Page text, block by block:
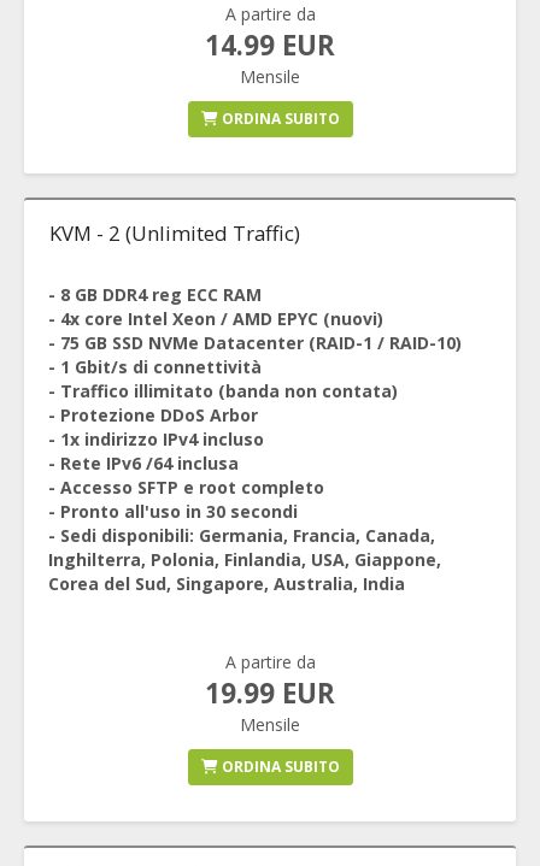
A partire da
14.99 EUR
Mensile
ORDINA SUBITO
KVM - 2 (Unlimited Traffic)
- 8 GB DDR4 reg ECC RAM
- 4x core Intel Xeon / AMD EPYC (nuovi)
- 75 GB SSD NVMe Datacenter (RAID-1 / RAID-10)
- 1 Gbit/s di connettività
- Traffico illimitato (banda non contata)
- Protezione DDoS Arbor
- 1x indirizzo IPv4 incluso
- Rete IPv6 /64 inclusa
- Accesso SFTP e root completo
- Pronto all'uso in 30 secondi
- Sedi disponibili: Germania, Francia, Canada,
Inghilterra, Polonia, Finlandia, USA, Giappone,
Corea del Sud, Singapore, Australia, India
A partire da
19.99 EUR
Mensile
ORDINA SUBITO